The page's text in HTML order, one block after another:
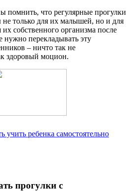
что регулярные прогулки
только для их малышей, но и для
собственного организма после
нужно перекладывать эту
– ничто так не
здоровый моцион.
учить ребенка самостоятельно
прогулки с